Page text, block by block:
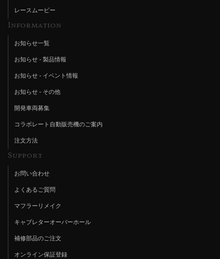
レースムービー
Information
お知らせ一覧
お知らせ - 製品情報
お知らせ - イベント情報
お知らせ - その他
開発車両募集
コラボレート自動販売機のご案内
注文方法
Support
お問い合わせ
よくあるご質問
マフラーリメイク
キャブレターオーバーホール
補修部品のご注文
オンライン保証登録